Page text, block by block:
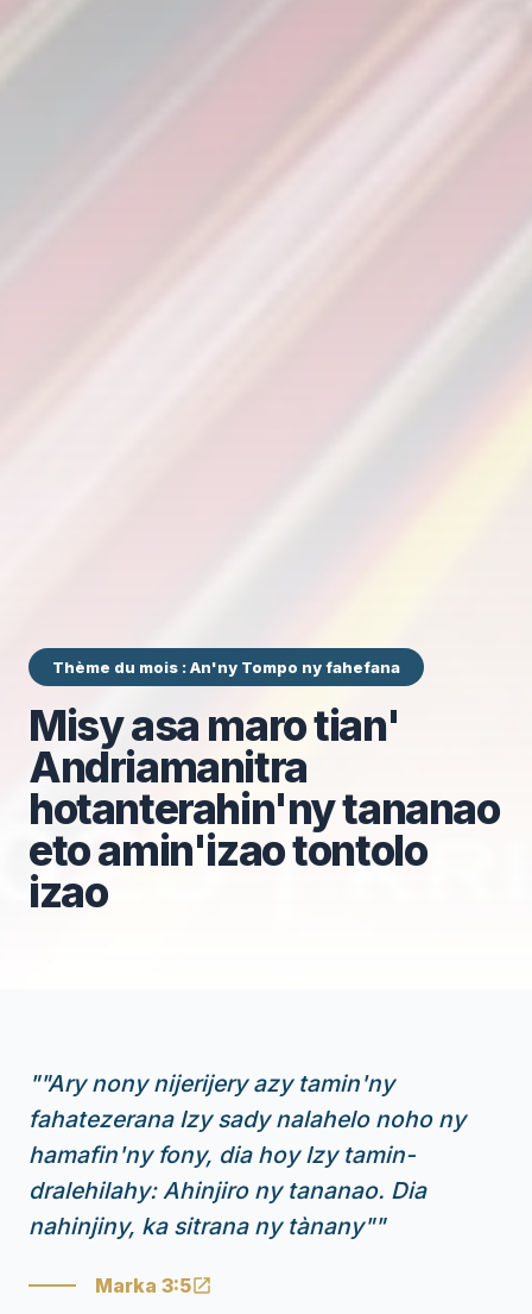
Thème du mois : An'ny Tompo ny fahefana
Misy asa maro tian'
Andriamanitra
hotanterahin'ny tananao
eto amin'izao tontolo
izao
""Ary nony nijerijery azy tamin'ny
fahatezerana Izy sady nalahelo noho ny
hamafin'ny fony, dia hoy Izy tamin-
dralehilahy: Ahinjiro ny tananao. Dia
nahinjiny, ka sitrana ny tànany""
Marka 3:5